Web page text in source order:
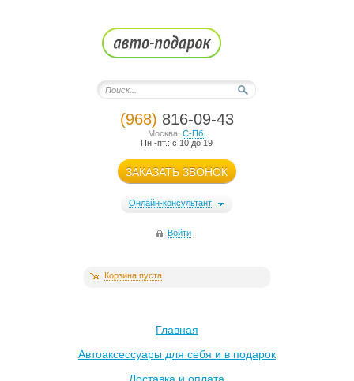
(968) 816-09-43
Москва ,С-Пб.
Пн.-пт.: с 10 до 19
ЗАКАЗАТЬ ЗВОНОК
Онлайн-консультант
Войти
Корзина пуста
Главная
Автоаксессуары для себя и в подарок